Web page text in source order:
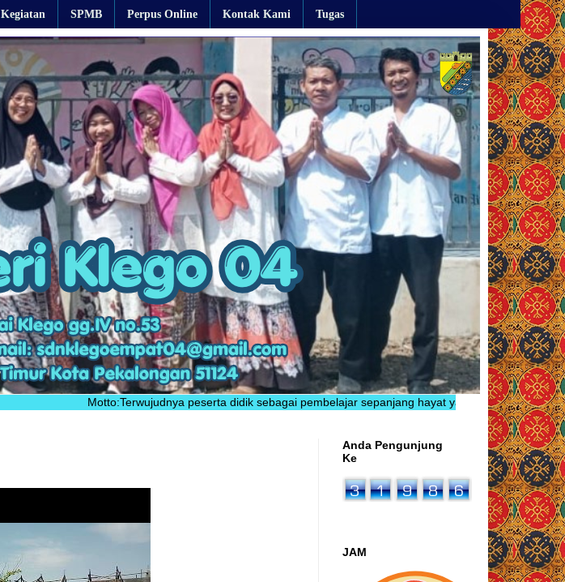
Kegiatan SPMB Perpus Online Kontak Kami Tugas
Motto:Terwujudnya peserta didik sebagai pembelajar sepanjang hayat yang berkarakter, inovatif,
Anda Pengunjung
Ke
JAM